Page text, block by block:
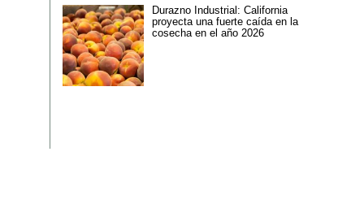
Durazno Industrial: California
proyecta una fuerte caída en la
cosecha en el año 2026